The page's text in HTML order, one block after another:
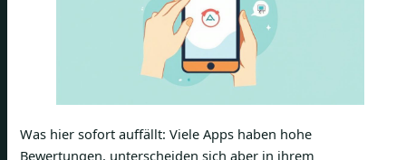
Was hier sofort auffällt: Viele Apps haben hohe
Bewertungen, unterscheiden sich aber in ihrem